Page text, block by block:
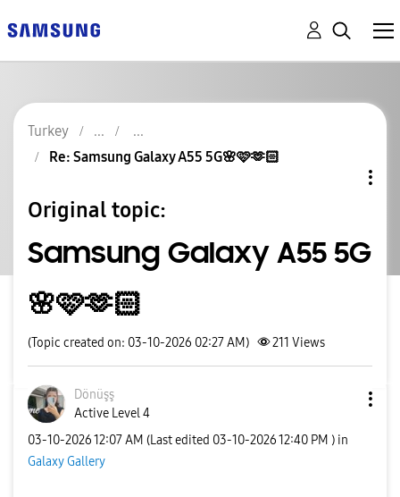
Turkey
Re: Samsung Galaxy A55 5G🌸🩷🫶🏻
Original topic:
Samsung Galaxy A55 5G
🌸🩷🫶🏻
(Topic created on: 03-10-2026 02:27 AM) 211 Views
Dönüşş
Active Level 4
‎03-10-202612:07 AM (Last edited ‎03-10-202612:40 PM ) in
Galaxy Gallery